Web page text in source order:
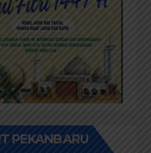
PEKANBARU